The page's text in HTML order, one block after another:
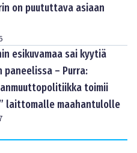
on puututtava asiaan
esikuvamaa sai kyytiä
paneelissa – Purra:
toimii
laittomalle maahantulolle